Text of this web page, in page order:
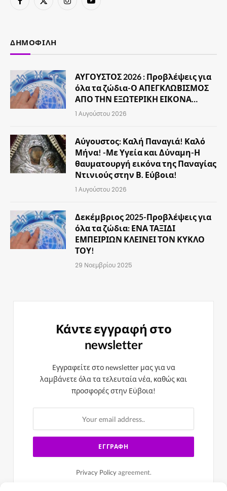
Facebook
X
InstagramYouTube
ΔΗΜΟΦΙΛΉ
ΑΥΓΟΥΣΤΟΣ 2026 : Προβλέψεις για
όλα τα ζώδια-Ο ΑΠΕΓΚΛΩΒΙΣΜΟΣ
ΑΠΟ ΤΗΝ ΕΞΩΤΕΡΙΚΗ ΕΙΚΟΝΑ…
1 Αυγούστου 2026
Αύγουστος: Καλή Παναγιά! Καλό
Μήνα! -Με Υγεία και Δύναμη-Η
θαυματουργή εικόνα της Παναγίας
Ντινιούς στην Β. Εύβοια!
1 Αυγούστου 2026
Δεκέμβριος 2025-Προβλέψεις για
όλα τα ζώδια: ΕΝΑ ΤΑΞΙΔΙ
ΕΜΠΕΙΡΙΩΝ ΚΛΕΙΝΕΙ ΤΟΝ ΚΥΚΛΟ
ΤΟΥ!
29 Νοεμβρίου 2025
Κάντε εγγραφή στο
newsletter
Εγγραφείτε στο newsletter μας για να
λαμβάνετε όλα τα τελευταία νέα, καθώς και
προσφορές στην Εϋβοια!
Privacy Policyagreement.